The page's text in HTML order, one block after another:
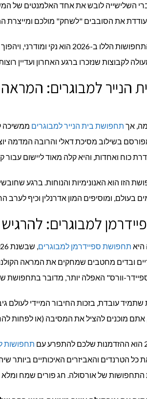
השלישייה לובש את אחד האלמנטים של
את הסובבים "לשחק" מולכם ומייצרת
העיצוב הגרפי של התחפושות הללו ב-
לקבוצות שנזכרו ברגע האחרון ועדיין
הנייר למבוגרים:
אך תחפושת בית הנייר למבוגרים ממשיכה
בשילוב מסיכת דאלי והרובה המדמה
כוח ואחדות, והיא קלה מאוד ליישום עבור
הזו הוא האנונימיות והנוחות. ברגע
בעולם, ומוסיפים המון אדרנלין וכיף לערב
למבוגרים: להרגיש
תחפושת ספיידרמן למבוגרים
ובדים מחטבים שמחקים את המראה
וורס" האפלה יותר, מדובר בתחפושת
שתמיד עובדת, בזכות החיבור המיידי לעולם
אתם מוכנים להציל את המסיבה (או לפחות
תחפושות
כל הטרנדים והאביזרים האיכותיים
התחפושות של אורסולה. חג פורים שמח ומלא